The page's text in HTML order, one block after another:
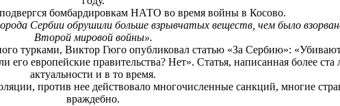
бомбардировкам НАТО во время войны в Косово.
Сербии обрушили больше взрывчатых веществ, чем было
Второй мировой войны».
турками, Виктор Гюго опубликовал статью «За Сербию»:
европейские правительства? Нет». Статья, написанная более ста
актуальности и в то время.
против нее действовало многочисленные санкций, многие
враждебно.